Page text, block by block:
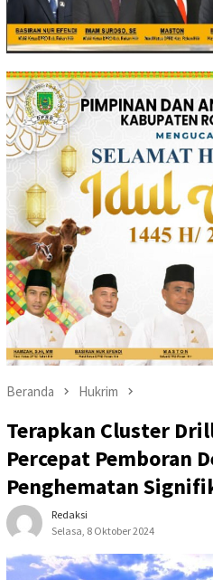
Beranda Hukrim
Terapkan Cluster
Percepat Pemboran
Penghematan
Redaksi
Selasa, 8 Oktober 2024